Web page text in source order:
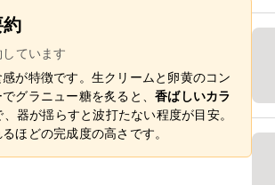
ています
が特徴です。生クリームと卵黄のコン
グラニュー糖を炙ると、 香ばしいカラ
器が揺らすと波打たない程度が目安。
ほどの完成度の高さです。